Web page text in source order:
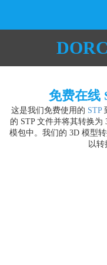
免费在线
这是我们免费使用的 STP
的 STP 文件并将其转换
模包中。我们的 3D 模型
以转